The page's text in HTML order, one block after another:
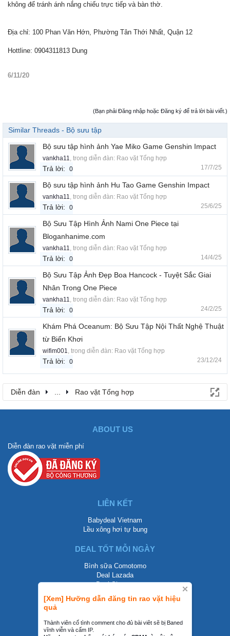
[Xem] Hưỡng dẫn đăng tin rao vặt hiệu
quả
Thành viên cố tình comment cho đủ bài viêt sẽ bị Baned
vĩnh viễn và cấm IP.
không để tránh ánh nắng chiếu trực tiếp và bàn thờ.
Địa chỉ: 100 Phan Văn Hớn, Phường Tân Thới Nhất, Quận 12
Hottline: 0904311813 Dung
6/11/20
(Bạn phải Đăng nhập hoặc Đăng ký để trả lời bài viết.)
Similar Threads - Bộ sưu tập
Bộ sưu tập hình ảnh Yae Miko Game Genshin Impact
vankha11, trong diễn đàn: Rao vặt Tổng hợp
Trả lời: 0 17/7/25
Bộ sưu tập hình ảnh Hu Tao Game Genshin Impact
vankha11, trong diễn đàn: Rao vặt Tổng hợp
Trả lời: 0 25/6/25
Bộ Sưu Tập Hình Ảnh Nami One Piece tại
Bloganhanime.com
vankha11, trong diễn đàn: Rao vặt Tổng hợp
Trả lời: 0 14/4/25
Bộ Sưu Tập Ảnh Đẹp Boa Hancock - Tuyệt Sắc Giai
Nhân Trong One Piece
vankha11, trong diễn đàn: Rao vặt Tổng hợp
Trả lời: 0 24/2/25
Khám Phá Oceanum: Bộ Sưu Tập Nội Thất Nghệ Thuật
từ Biển Khơi
wifim001, trong diễn đàn: Rao vặt Tổng hợp
Trả lời: 0 23/12/24
Diễn đàn ... Rao vặt Tổng hợp
ABOUT US
Diễn đàn rao vặt miễn phí
LIÊN KẾT
Babydeal Vietnam
Lều xông hơi tự bung
DEAL TỐT MỖI NGÀY
Bình sữa Comotomo
Deal Lazada
Deal Shopee
LIÊN HỆ
0858002468
contact@mraovat.vn